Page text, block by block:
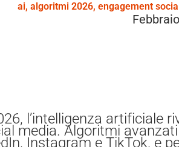
ai, algoritmi 2026, engagement social
l’intelligenza artificiale
media. Algoritmi
Instagram e TikTok, e